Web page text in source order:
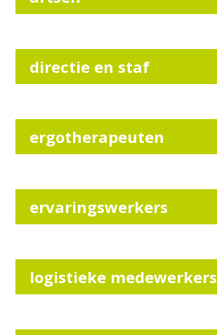
directie en staf
ergotherapeuten
ervaringswerkers
logistieke medewerkers